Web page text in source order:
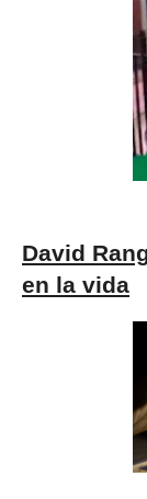
David
en la vida